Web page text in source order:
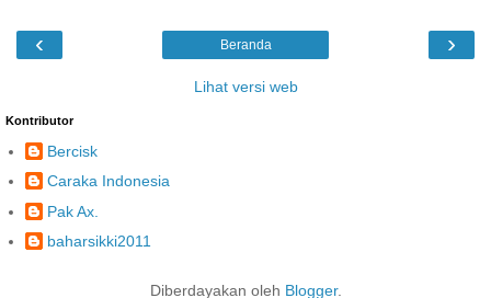
‹ ›
Beranda
Lihat versi web
Kontributor
Bercisk
Caraka Indonesia
Pak Ax.
baharsikki2011
Diberdayakan oleh Blogger.